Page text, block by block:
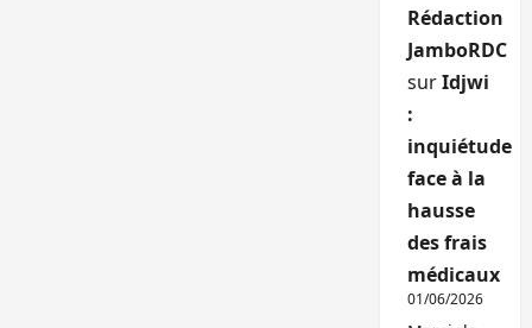
Rédaction
JamboRDC
surIdjwi
:
inquiétude
face à la
hausse
des frais
médicaux
01/06/2026